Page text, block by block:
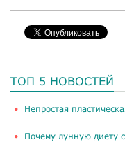
ТОП 5 НОВОСТЕЙ
​Непростая
Почему лунную диету